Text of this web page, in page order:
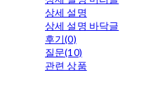
상세 설명
상세 설명 바닥글
후기(0)
질문(10)
관련 상품